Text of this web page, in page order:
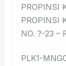
PROPINSI
PROPINSI
NO. ?-23 –
PLK1-